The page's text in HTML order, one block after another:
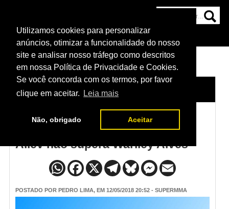
Utilizamos cookies para personalizar
anúncios, otimizar a funcionalidade do nosso
site e analisar nosso tráfego como descritos
em nossa Política de Privacidade e Cookies.
Se você concorda com os termos, por favor
clique em aceitar.
Leia mais
Não, obrigado Aceitar
NOTÍCIAS
HOME NOTÍCIAS
Resultado do UFC 224 - Sultan
Aliev não supera Warlley Alves
POSTADO POR PEDRO LIMA, EM 12/05/2018 20:52 - SUPERMMA